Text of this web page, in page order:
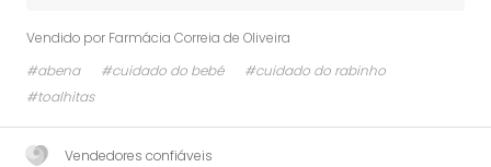
Vendido por Farmácia Correia de Oliveira
#abena
#cuidado do bebé
#cuidado do rabinho
#toalhitas
Vendedores confiáveis